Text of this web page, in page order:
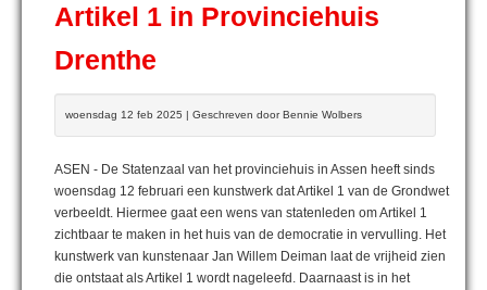
Artikel 1 in Provinciehuis
Drenthe
woensdag 12 feb 2025 | Geschreven door Bennie Wolbers
ASEN - De Statenzaal van het provinciehuis in Assen heeft sinds
woensdag 12 februari een kunstwerk dat Artikel 1 van de Grondwet
verbeeldt. Hiermee gaat een wens van statenleden om Artikel 1
zichtbaar te maken in het huis van de democratie in vervulling. Het
kunstwerk van kunstenaar Jan Willem Deiman laat de vrijheid zien
die ontstaat als Artikel 1 wordt nageleefd. Daarnaast is in het